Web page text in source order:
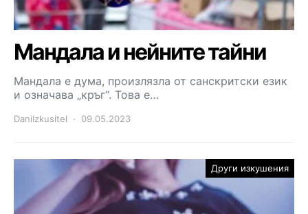
Мандала и нейните тайни
Мандала е дума, произлязла от санскритски език
и означава „кръг“. Това е…
DaniIzkusitel 09.05.2023
Други изкушения